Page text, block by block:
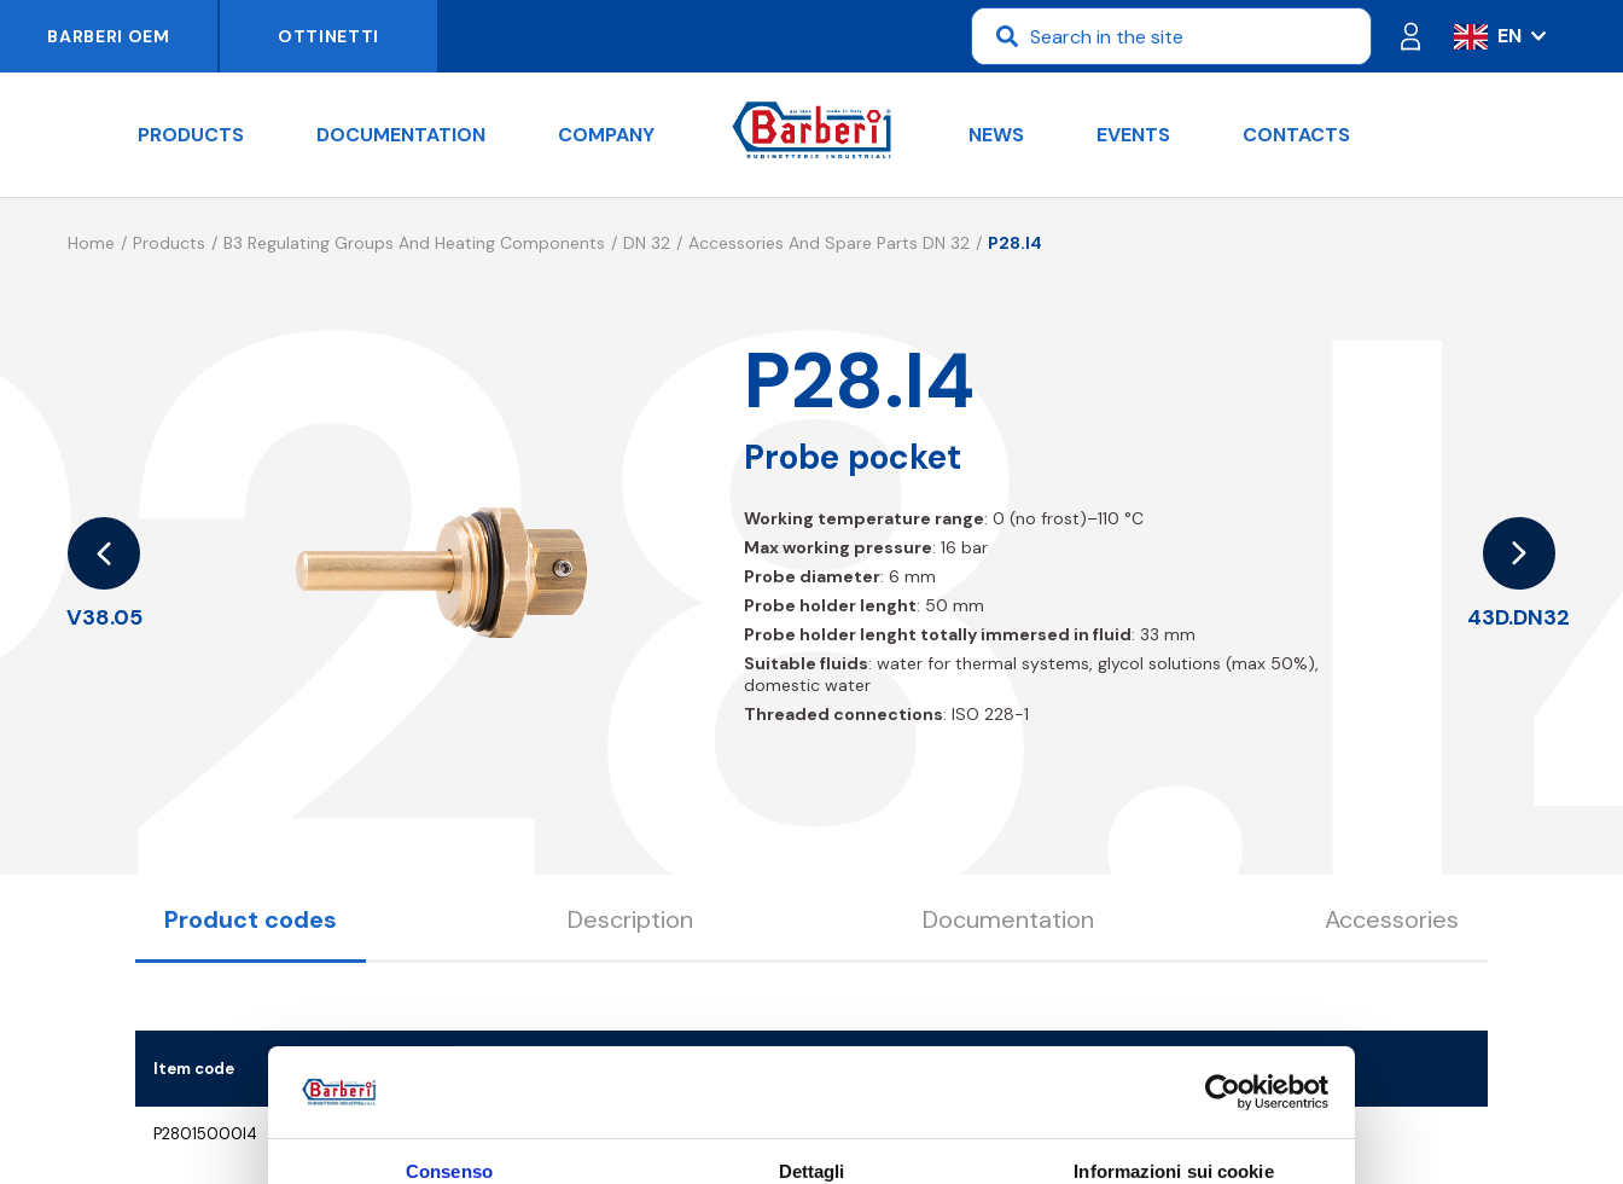
Consenso Dettagli Informazioni sui cookie
BARBERI OEM OTTINETTI
EN
IT
PT
PRODUCTS DOCUMENTATION COMPANY NEWS EVENTS CONTACTS
Home Products B3 Regulating Groups And Heating Components DN 32 Accessories And Spare Parts DN 32 P28.I4
V38.05 43D.DN32
P28.I4
Probe pocket
Working temperature range: 0 (no frost)–110 °C
Max working pressure: 16 bar
Probe diameter: 6 mm
Probe holder lenght: 50 mm
Probe holder lenght totally immersed in fluid: 33 mm
Suitable fluids: water for thermal systems, glycol solutions (max 50%),
domestic water
Threaded connections: ISO 228-1
Product codes Description Documentation Accessories
Item code
P28015000I4 G 1/2 M 10 50